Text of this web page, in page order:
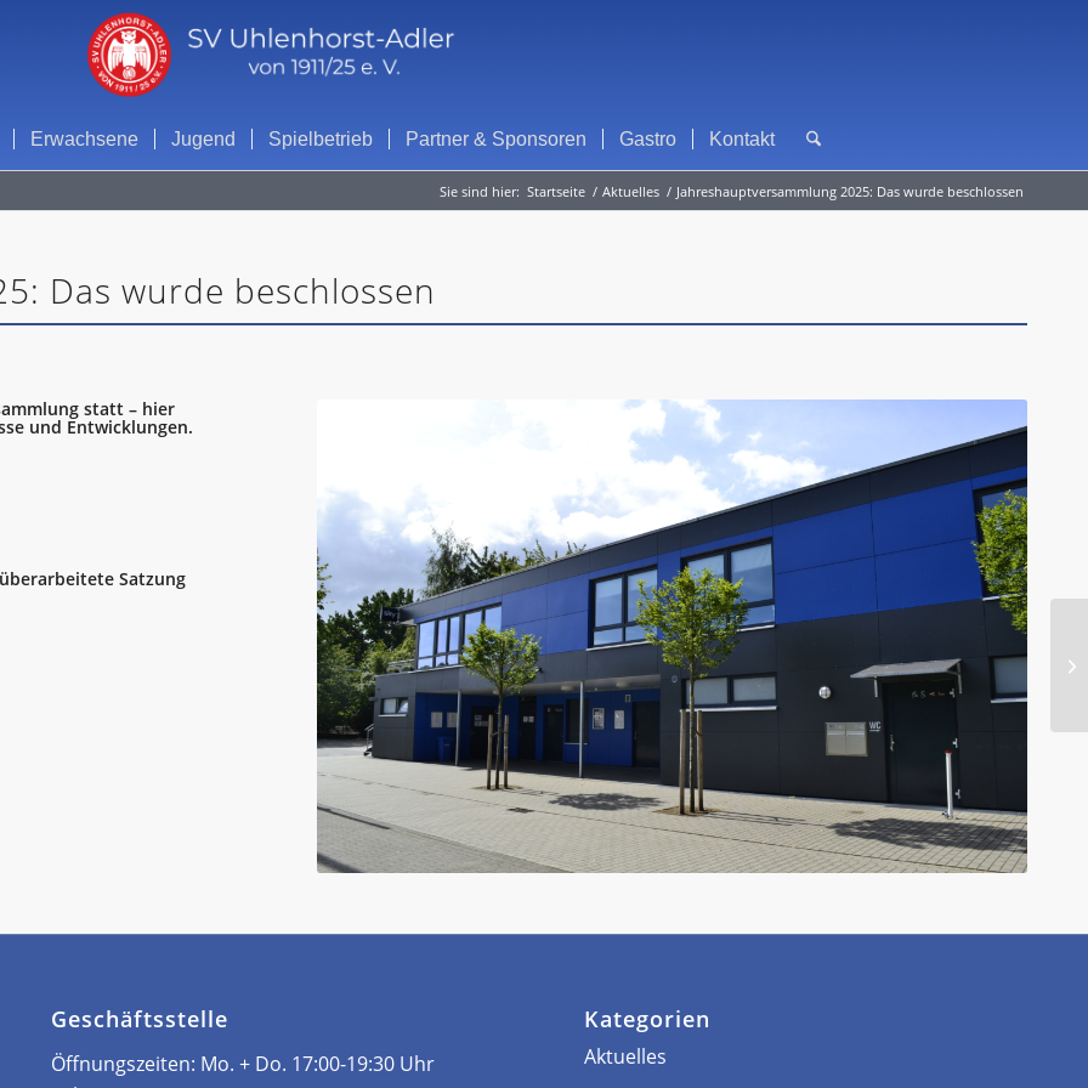
Erwachsene Jugend Spielbetrieb Partner & Sponsoren Gastro Kontakt
Sie sind hier: Startseite / Aktuelles / Jahreshauptversammlung 2025: Das wurde beschlossen
Das wurde beschlossen
statt – hier
und Entwicklungen.
Satzung
Geschäftsstelle
Öffnungszeiten: ­Mo. + Do. 17:00-19:30 Uhr
Kategorien
Aktuelles